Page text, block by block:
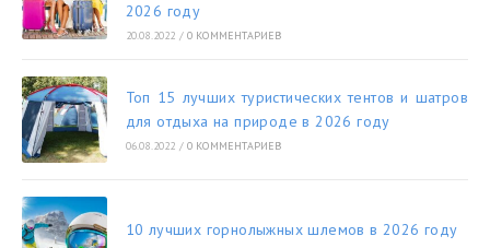
2026 году
20.08.2022 / 0 КОММЕНТАРИЕВ
Топ 15 лучших туристических тентов и шатров
для отдыха на природе в 2026 году
06.08.2022 / 0 КОММЕНТАРИЕВ
10 лучших горнолыжных шлемов в 2026 году